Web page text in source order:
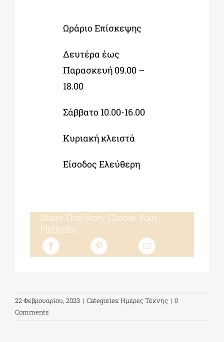
Ωράριο Επίσκεψης
Δευτέρα έως
Παρασκευή 09.00 –
18.00
Σάββατο 10.00-16.00
Κυριακή κλειστά
Είσοδος Ελεύθερη
Share This Story, Choose Your
Platform!
22 Φεβρουαρίου, 2023 | Categories:Ημέρες Τέχνης | 0
Comments